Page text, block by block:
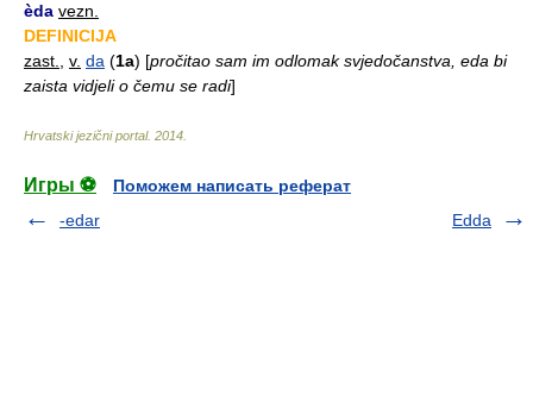
èda vezn.
DEFINICIJA
zast.
v. da (1a) [pročitao sam im odlomak svjedočanstva, eda bi
zaista vidjeli o čemu se radi]
Hrvatski jezični portal. 2014
Игры ⚽
Поможем написать реферат
-edar
Edda